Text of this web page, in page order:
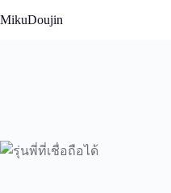
to
MikuDoujin